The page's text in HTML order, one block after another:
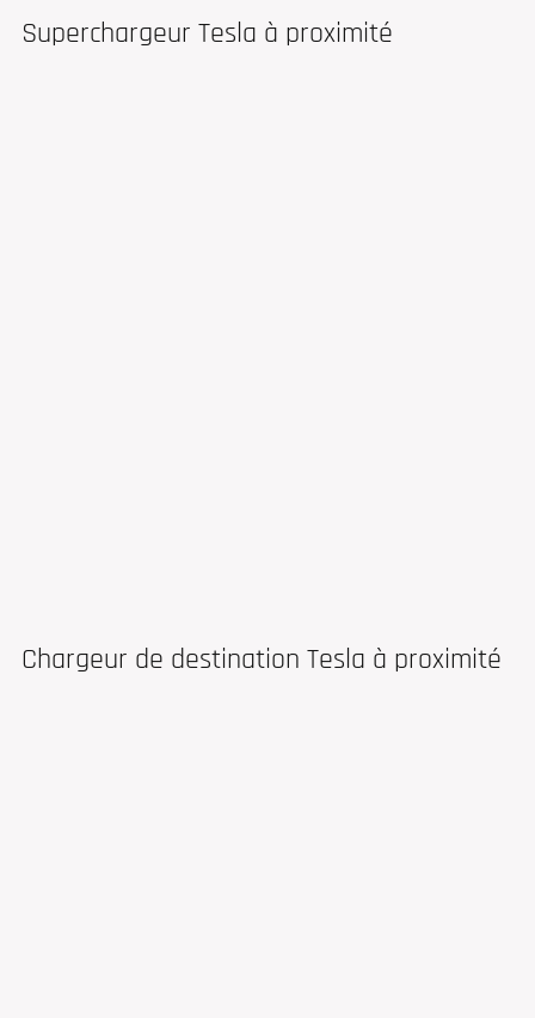
Superchargeur Tesla à proximité
Chargeur de destination Tesla à proximité